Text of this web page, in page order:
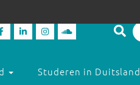
Studeren in Duitsland